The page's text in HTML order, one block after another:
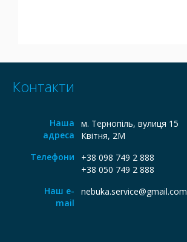
Контакти
Наша
адреса
м. Тернопіль, вулиця 15
Квітня, 2М
Телефони
+38 098 749 2 888
+38 050 749 2 888
Наш e-
mail
nebuka.service@gmail.com